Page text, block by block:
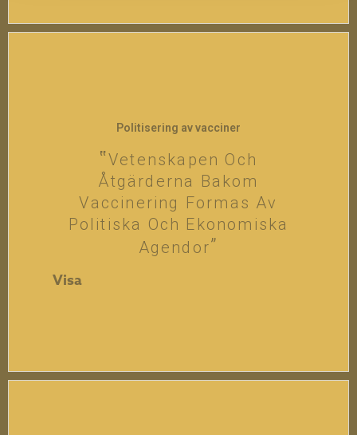
Politisering av vacciner
Vetenskapen Och
Åtgärderna Bakom
Vaccinering Formas Av
Politiska Och Ekonomiska
Agendor
Visa